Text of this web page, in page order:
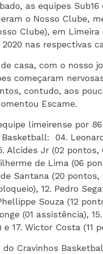
as equipes
o Nosso Clube,
Clube), em Limeira
nas respectivas
casa, com o nosso
começaram
contudo, aos
Escame.
limeirense por
04.
Alcides Jr (02
de Lima (06
de Santana (20
12. Pedro
Souza (12
(01 assistência),
17. Wictor Costa (11
Cravinhos